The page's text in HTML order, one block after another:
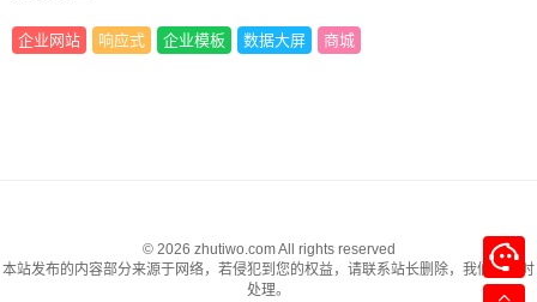
企业网站 响应式 企业模板 数据大屏 商城
© 2026 zhutiwo.com All rights reserved
本站发布的内容部分来源于网络，若侵犯到您的权益，请联系站长删除，我们将及时
处理。